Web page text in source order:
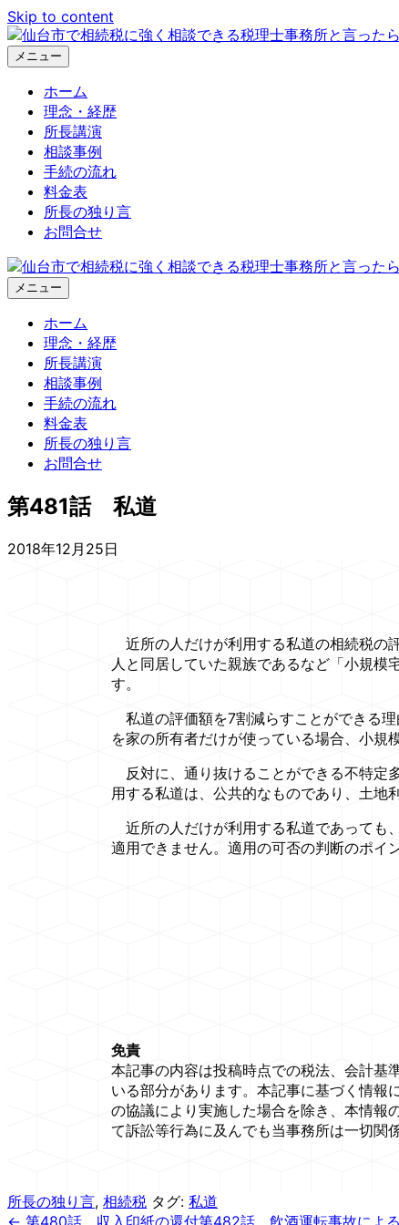
Skip to content
メニュー
ホーム
理念・経歴
所長講演
相談事例
手続の流れ
料金表
所長の独り言
お問合せ
メニュー
ホーム
理念・経歴
所長講演
相談事例
手続の流れ
料金表
所長の独り言
お問合せ
第481話 私道
2018年12月25日
近所の人だけが利用する私道の相続税の
人と同居していた親族であるなど「小規
す。
私道の評価額を7割減らすことができる
を家の所有者だけが使っている場合、小規
反対に、通り抜けることができる不特定
用する私道は、公共的なものであり、土地
近所の人だけが利用する私道であっても
適用できません。適用の可否の判断のポイ
免責
本記事の内容は投稿時点での税法、会計基
いる部分があります。本記事に基づく情報
の協議により実施した場合を除き、本情報
て訴訟等行為に及んでも当事務所は一切関
所長の独り言, 相続税 タグ: 私道
← 第480話 収入印紙の還付第482話 飲酒運転事故によ